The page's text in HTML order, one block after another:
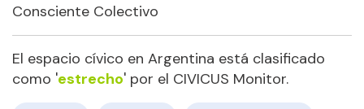
Consciente Colectivo
El espacio cívico en Argentina está clasificado
como 'estrecho' por el CIVICUS Monitor.